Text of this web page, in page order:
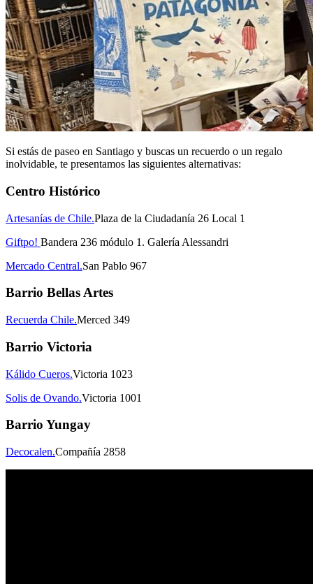
Si estás de paseo en Santiago y buscas un recuerdo o un regalo
inolvidable, te presentamos las siguientes alternativas:
Centro Histórico
Artesanías de Chile.Plaza de la Ciudadanía 26 Local 1
Giftpo! Bandera 236 módulo 1. Galería Alessandri
Mercado Central.San Pablo 967
Barrio Bellas Artes
Recuerda Chile.Merced 349
Barrio Victoria
Kálido Cueros.Victoria 1023
Solis de Ovando.Victoria 1001
Barrio Yungay
Decocalen.Compañía 2858